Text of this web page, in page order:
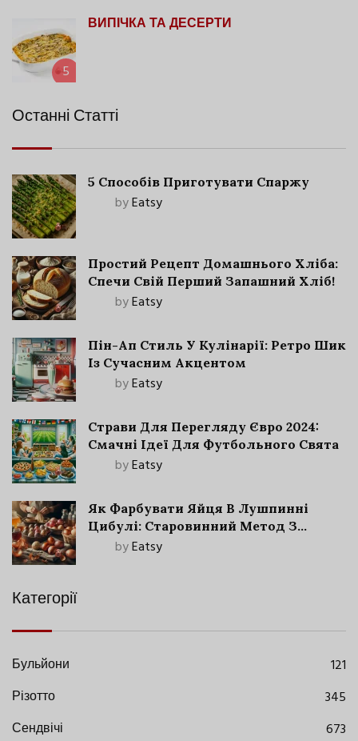
5
ВИПІЧКА ТА ДЕСЕРТИ
Останні Статті
5 Способів Приготувати Спаржу
byEatsy
Простий Рецепт Домашнього Хліба:
Спечи Свій Перший Запашний Хліб!
byEatsy
Пін-Ап Стиль У Кулінарії: Ретро Шик
Із Сучасним Акцентом
byEatsy
Страви Для Перегляду Євро 2024:
Смачні Ідеї Для Футбольного Свята
byEatsy
Як Фарбувати Яйця В Лушпинні
Цибулі: Старовинний Метод З
Сучасними Нюансами
byEatsy
Категорії
Бульйони
121
Різотто
345
Сендвічі
673